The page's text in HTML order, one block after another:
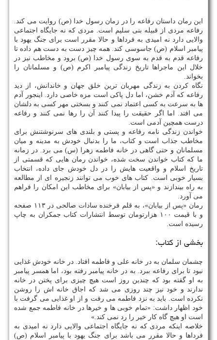
این رمان داستان رفاعه را در زمان رسول خدا (ص) روایت می کند.
رفاعه مردی از قبیله بنی سلیم است. مردی که نه جایگاه اجتماعی
والایی دارد نه امیدی به فرداها و حالا مقرر است برای جنگ یهود با
پیامبر اسلام (ص) جاسوسی کند. همه چیز دست به دست هم داده تا
رفاعه قدم به قدم به سوی رسول خدا (ص) برود و مخاطب نیز در
خلال این ماجراها تاریخ زندگی پیامبر اکرم (ص) و مسلمانان را
بخواند.
نگاه کردن به زندگی مهربان ترین خلق جهان و خاندانش، از دید
رفاعه که آدم خشن، اما دل پاکی است مزه خاصی دارد. اینجور آدم
ها به سرعت به کسی اعتماد نمی کنند و بسختی مهر کسی به دلشان
می افتد. اما اگر حقیقت را پیدا کنند آن را رها نمی کنند و رفاعه
درست همچین آدمی است.
خواندن زندگی نامه رفاعه و پستی و بلندی های سرنوشتنش برای
مخاطب جذاب است و کتاب، ما را بدنبال خودش به مدینه و میان
مسلمانان و حتی گاهی در خانه فاطمه زهرا (س) می برد. در زمانه
ما که کتاب خواندن سخت شده، خواندن رمان هایی که قسمتی از
تاریخ اسلام و واقعیت هایش را در دل خودش جای داده، انتخاب
بسیار خوبی است. کتاب های خوب می توانند زنجیره ای از مطالعه
به راه بیندازند و «پس از بیابان» برای مخاطب این امکان را فراهم
می آورد.
رمان «پس از بیابان»، به قلم فرخنده سادات صالحی در ۱۱۳ صفحه
و با قیمت ۱۰۰ هزارتومان توسط انتشارات کتاب جمکران به چاپ
رسیده است.
بخشی از کتاب:
چشمان سلمان به در خانه علی و فاطمه افتاد. در خانه خودش غذایی
نبود تا برای رفاعه ببرد. به در خانه پیامبر رفته بود، اما همسر پیامبر
به او گفته بود که چندین روز است هیچ چیزی برای پختن در خانه
ندارند و خود نیز چند روزی می شد که اجاق خانه اش را روشن
نکرده است. باید به نزد فاطمه می رفت و از او غذایی می گرفت با
خود اظهار داشت: «تمام خوبی ها و خیرها در خانه فاطمه جمع شده
است او هیچ گاه کار خیر را رد نمی کند.»
خلاصه اینکه مردی که نه جایگاه اجتماعی والایی دارد نه امیدی به
فرداها و حالا مقرر می باشد برای جنگ یهود با پیامبر اسلام (ص)